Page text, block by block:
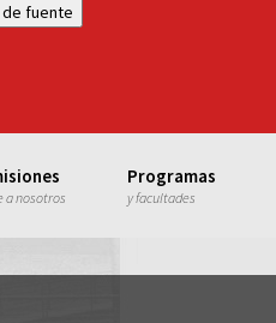
fuente
a nosotros
Programas
y facultades